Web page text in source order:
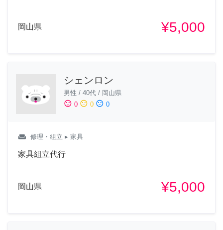
岡山県 ¥5,000
シェンロン
男性 / 40代 / 岡山県
sentiment_satisfied 0 sentiment_neutral 0 sentiment_dissatisfied 0
weekend 修理・組立 ▸ 家具
家具組立代行
岡山県 ¥5,000